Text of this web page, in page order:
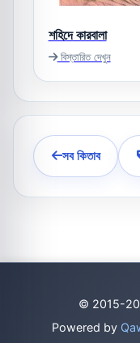
শহিদে কারবালা
বিস্তারিত দেখুন
সব কিতাব
© 2015-2026
Powered by